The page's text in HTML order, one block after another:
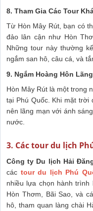
8. Tham Gia Các Tour
Từ Hòn Mây Rút, bạn có
đảo lân cận như Hòn
Những tour này thường
ngắm san hô, câu cá, và
9. Ngắm Hoàng Hôn
Hòn Mây Rút là một trong
tại Phú Quốc. Khi mặt trời
nên lãng mạn với ánh
nước.
3. Các tour du lịch
Công ty Du lịch Hải
các tour du lịch Phú
nhiều lựa chọn hành trình
Hòn Thơm, Bãi Sao, và
hô, tham quan làng chài